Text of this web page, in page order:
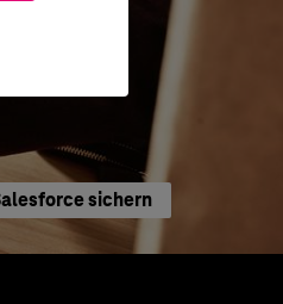
sichern